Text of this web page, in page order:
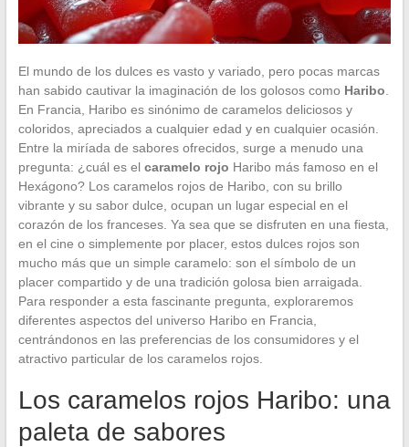
El mundo de los dulces es vasto y variado, pero pocas marcas
han sabido cautivar la imaginación de los golosos como Haribo
En Francia, Haribo es sinónimo de caramelos deliciosos y
coloridos, apreciados a cualquier edad y en cualquier ocasión.
Entre la miríada de sabores ofrecidos, surge a menudo una
pregunta: ¿cuál es el caramelo rojo Haribo más famoso en el
Hexágono? Los caramelos rojos de Haribo, con su brillo
vibrante y su sabor dulce, ocupan un lugar especial en el
corazón de los franceses. Ya sea que se disfruten en una fiesta,
en el cine o simplemente por placer, estos dulces rojos son
mucho más que un simple caramelo: son el símbolo de un
placer compartido y de una tradición golosa bien arraigada.
Para responder a esta fascinante pregunta, exploraremos
diferentes aspectos del universo Haribo en Francia,
centrándonos en las preferencias de los consumidores y el
atractivo particular de los caramelos rojos.
Los caramelos rojos Haribo: una
paleta de sabores